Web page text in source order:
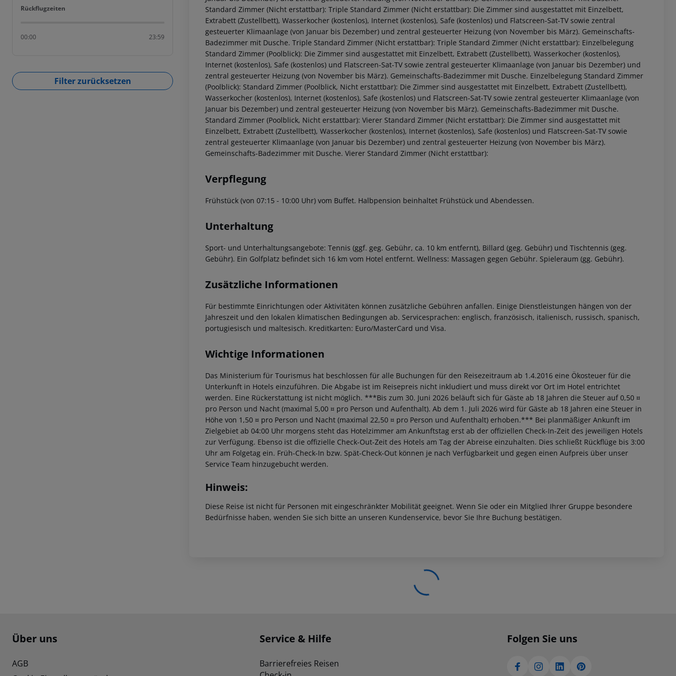
Rückflugzeiten
Rückflugzeiten
00:00 23:59
Filter zurücksetzen
Standard Zimmer (Nicht erstattbar): Triple Standard Zimmer (Nicht erstattbar): Die Zimmer sind ausgestattet mit Einzelbett,
Extrabett (Zustellbett), Wasserkocher (kostenlos), Internet (kostenlos), Safe (kostenlos) und Flatscreen-Sat-TV sowie zentral
gesteuerter Klimaanlage (von Januar bis Dezember) und zentral gesteuerter Heizung (von November bis März). Gemeinschafts-
Badezimmer mit Dusche. Triple Standard Zimmer (Nicht erstattbar): Triple Standard Zimmer (Nicht erstattbar): Einzelbelegung
Standard Zimmer (Poolblick): Die Zimmer sind ausgestattet mit Einzelbett, Extrabett (Zustellbett), Wasserkocher (kostenlos),
Internet (kostenlos), Safe (kostenlos) und Flatscreen-Sat-TV sowie zentral gesteuerter Klimaanlage (von Januar bis Dezember) und
zentral gesteuerter Heizung (von November bis März). Gemeinschafts-Badezimmer mit Dusche. Einzelbelegung Standard Zimmer
(Poolblick): Standard Zimmer (Poolblick, Nicht erstattbar): Die Zimmer sind ausgestattet mit Einzelbett, Extrabett (Zustellbett),
Wasserkocher (kostenlos), Internet (kostenlos), Safe (kostenlos) und Flatscreen-Sat-TV sowie zentral gesteuerter Klimaanlage (von
Januar bis Dezember) und zentral gesteuerter Heizung (von November bis März). Gemeinschafts-Badezimmer mit Dusche.
Standard Zimmer (Poolblick, Nicht erstattbar): Vierer Standard Zimmer (Nicht erstattbar): Die Zimmer sind ausgestattet mit
Einzelbett, Extrabett (Zustellbett), Wasserkocher (kostenlos), Internet (kostenlos), Safe (kostenlos) und Flatscreen-Sat-TV sowie
zentral gesteuerter Klimaanlage (von Januar bis Dezember) und zentral gesteuerter Heizung (von November bis März).
Gemeinschafts-Badezimmer mit Dusche. Vierer Standard Zimmer (Nicht erstattbar):
Verpflegung
Frühstück (von 07:15 - 10:00 Uhr) vom Buffet. Halbpension beinhaltet Frühstück und Abendessen.
Unterhaltung
Sport- und Unterhaltungsangebote: Tennis (ggf. geg. Gebühr, ca. 10 km entfernt), Billard (geg. Gebühr) und Tischtennis (geg.
Gebühr). Ein Golfplatz befindet sich 16 km vom Hotel entfernt. Wellness: Massagen gegen Gebühr. Spieleraum (gg. Gebühr).
Zusätzliche Informationen
Für bestimmte Einrichtungen oder Aktivitäten können zusätzliche Gebühren anfallen. Einige Dienstleistungen hängen von der
Jahreszeit und den lokalen klimatischen Bedingungen ab. Servicesprachen: englisch, französisch, italienisch, russisch, spanisch,
portugiesisch und maltesisch. Kreditkarten: Euro/MasterCard und Visa.
Wichtige Informationen
Das Ministerium für Tourismus hat beschlossen für alle Buchungen für den Reisezeitraum ab 1.4.2016 eine Ökosteuer für die
Unterkunft in Hotels einzuführen. Die Abgabe ist im Reisepreis nicht inkludiert und muss direkt vor Ort im Hotel entrichtet
werden. Eine Rückerstattung ist nicht möglich. ***Bis zum 30. Juni 2026 beläuft sich für Gäste ab 18 Jahren die Steuer auf 0,50 ¤
pro Person und Nacht (maximal 5,00 ¤ pro Person und Aufenthalt). Ab dem 1. Juli 2026 wird für Gäste ab 18 Jahren eine Steuer in
Höhe von 1,50 ¤ pro Person und Nacht (maximal 22,50 ¤ pro Person und Aufenthalt) erhoben.*** Bei planmäßiger Ankunft im
Zielgebiet ab 04:00 Uhr morgens steht das Hotelzimmer am Ankunftstag erst ab der offiziellen Check-In-Zeit des jeweiligen Hotels
zur Verfügung. Ebenso ist die offizielle Check-Out-Zeit des Hotels am Tag der Abreise einzuhalten. Dies schließt Rückflüge bis 3:00
Uhr am Folgetag ein. Früh-Check-In bzw. Spät-Check-Out können je nach Verfügbarkeit und gegen einen Aufpreis über unser
Service Team hinzugebucht werden.
Hinweis:
Diese Reise ist nicht für Personen mit eingeschränkter Mobilität geeignet. Wenn Sie oder ein Mitglied Ihrer Gruppe besondere
Bedürfnisse haben, wenden Sie sich bitte an unseren Kundenservice, bevor Sie Ihre Buchung bestätigen.
Footer navigation
Über uns
AGB
Service & Hilfe
Barrierefreies Reisen
Folgen Sie uns